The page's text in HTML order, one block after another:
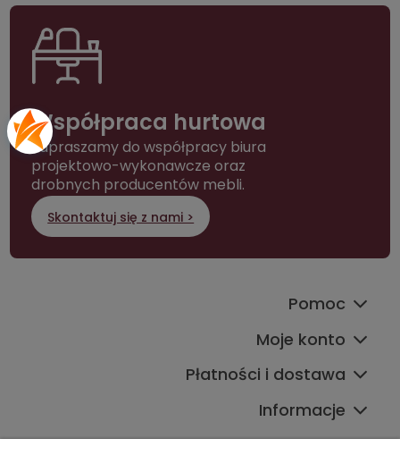
Współpraca hurtowa
Zapraszamy do współpracy biura
projektowo-wykonawcze oraz
drobnych producentów mebli.
Skontaktuj się z nami >
Pomoc
Moje konto
Płatności i dostawa
Informacje
Kontakt ze sklepem